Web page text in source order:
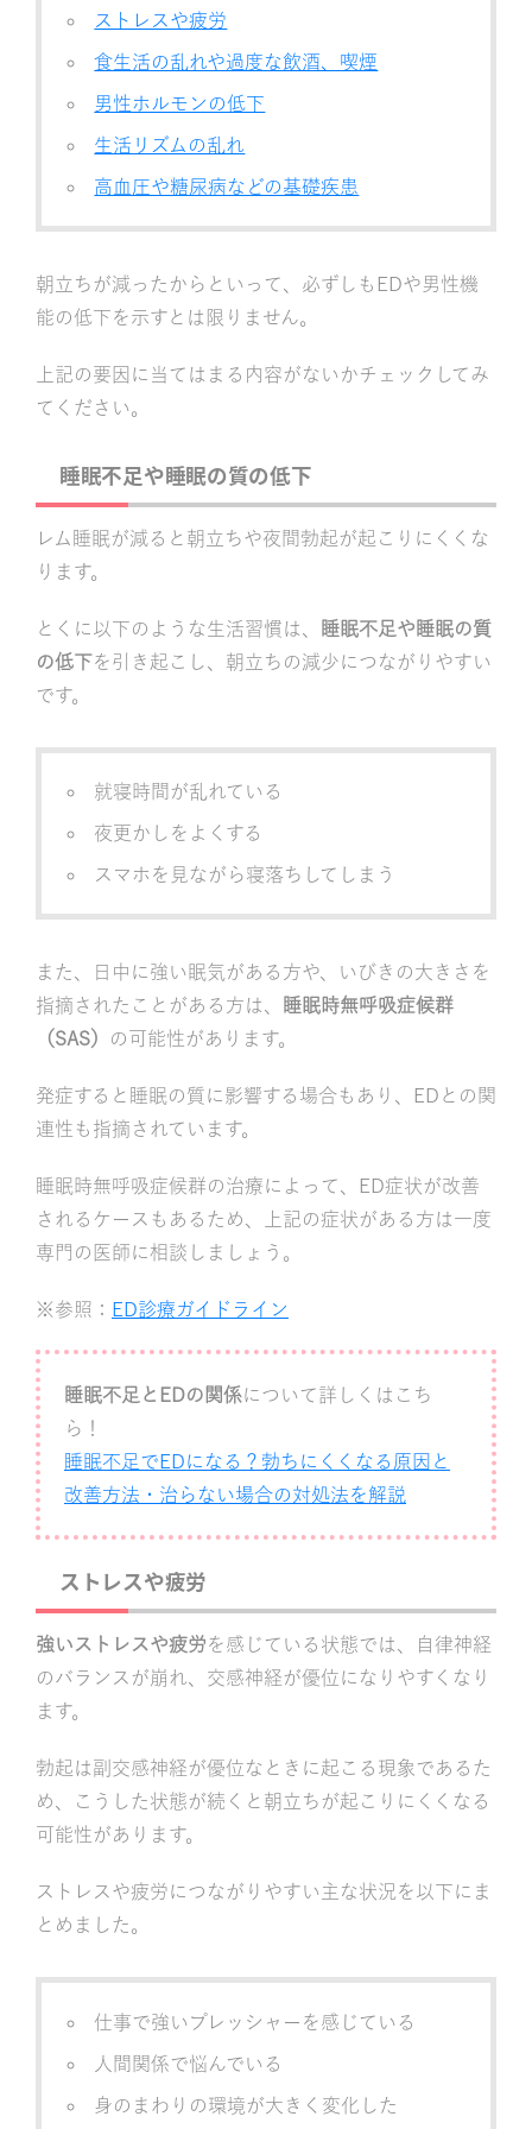
ストレスや疲労
食生活の乱れや過度な飲酒、喫煙
男性ホルモンの低下
生活リズムの乱れ
高血圧や糖尿病などの基礎疾患
朝立ちが減ったからといって、必ずしもEDや男性機
能の低下を示すとは限りません。
上記の要因に当てはまる内容がないかチェックしてみ
てください。
睡眠不足や睡眠の質の低下
レム睡眠が減ると朝立ちや夜間勃起が起こりにくくな
ります。
とくに以下のような生活習慣は、
睡眠不足や睡眠の質
の低下を引き起こし、朝立ちの減少につながりやすい
です。
就寝時間が乱れている
夜更かしをよくする
スマホを見ながら寝落ちしてしまう
また、日中に強い眠気がある方や、いびきの大きさを
指摘されたことがある方は、
睡眠時無呼吸症候群
（SAS）
の可能性があります。
発症すると睡眠の質に影響する場合もあり、EDとの関
連性も指摘されています。
睡眠時無呼吸症候群の治療によって、ED症状が改善
されるケースもあるため、上記の症状がある方は一度
専門の医師に相談しましょう。
※参照： ED診療ガイドライン
睡眠不足とEDの関係について詳しくはこち
ら！
睡眠不足でEDになる？勃ちにくくなる原因と
改善方法・治らない場合の対処法を解説
ストレスや疲労
強いストレスや疲労を感じている状態では、自律神経
のバランスが崩れ、交感神経が優位になりやすくなり
ます。
勃起は副交感神経が優位なときに起こる現象であるた
め、こうした状態が続くと朝立ちが起こりにくくなる
可能性があります。
ストレスや疲労につながりやすい主な状況を以下にま
とめました。
仕事で強いプレッシャーを感じている
人間関係で悩んでいる
身のまわりの環境が大きく変化した